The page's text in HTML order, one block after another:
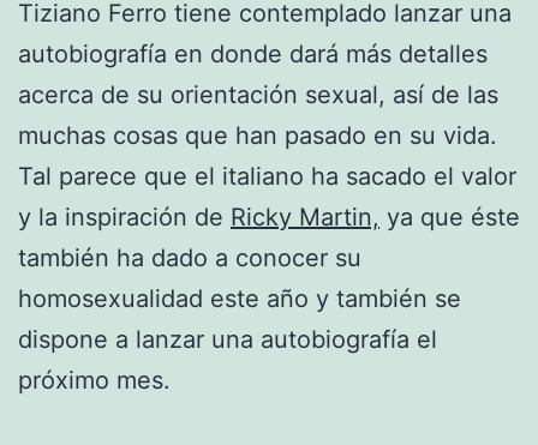
Tiziano Ferro tiene contemplado lanzar una
autobiografía en donde dará más detalles
acerca de su orientación sexual, así de las
muchas cosas que han pasado en su vida.
Tal parece que el italiano ha sacado el valor
y la inspiración de Ricky Martin, ya que éste
también ha dado a conocer su
homosexualidad este año y también se
dispone a lanzar una autobiografía el
próximo mes.